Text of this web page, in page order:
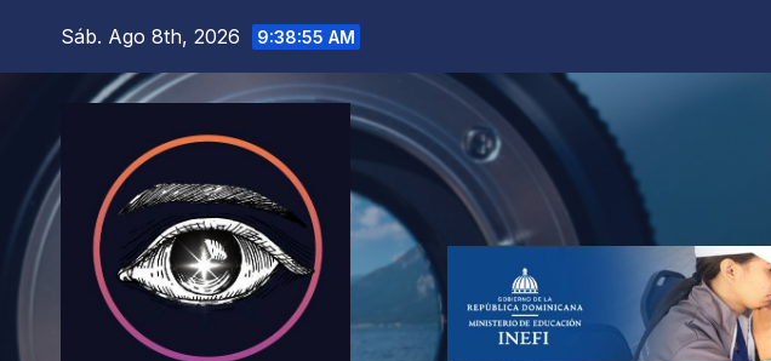
Sáb. Ago 8th, 2026 9:38:57 AM